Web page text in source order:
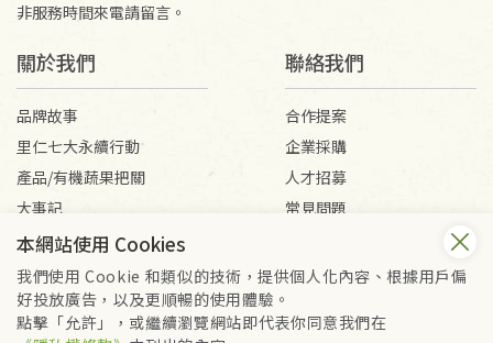
非服務時間來電請留言。
關於我們
品牌故事
里仁七大永續行動
產品/有機蔬果把關
大事記
媒體報導
聯絡我們
合作提案
企業採購
人才招募
常見問題
會員服務條款
隱私權政策
本網站使用 Cookies
我們使用 Cookie 和類似的技術，提供個人化內容、根據用戶偏
好投放廣告，以及更順暢的使用體驗。
點擊「允許」，或繼續瀏覽網站即代表你同意我們在